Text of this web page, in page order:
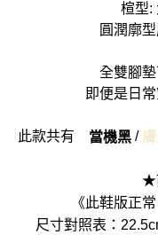
楦型:
圓潤廓
全雙腳
即便是日
此款共有 當機黑 /
★
《此鞋版正
尺寸對照表：